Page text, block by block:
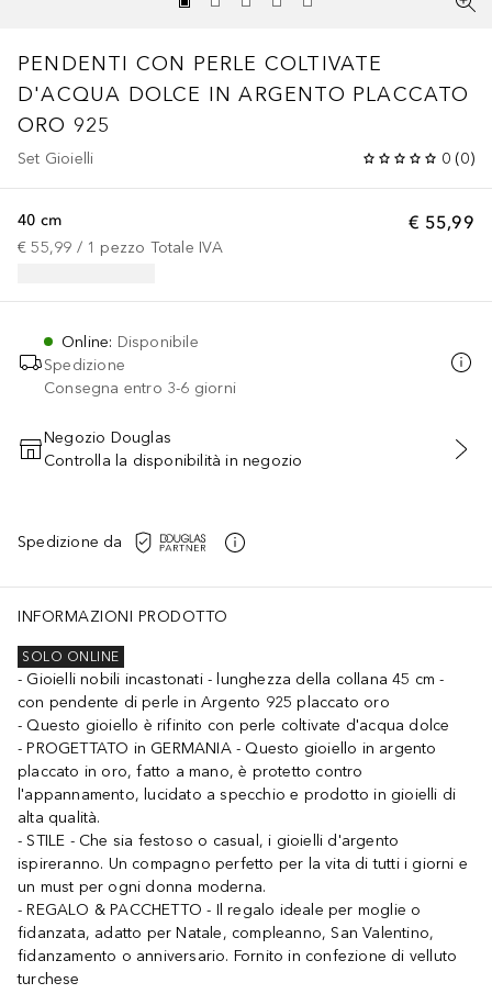
PENDENTI CON PERLE COLTIVATE
D'ACQUA DOLCE IN ARGENTO PLACCATO
ORO 925
Set Gioielli 0 (0)
€ 55,99
40 cm
€ 55,99 / 1 pezzo Totale IVA
Online: Disponibile
Spedizione
Consegna entro 3-6 giorni
AGGIUNGI AL CARRELLO
Negozio Douglas
Controlla la disponibilità in negozio
Spedizione da
INFORMAZIONI PRODOTTO
SOLO ONLINE
Gioielli nobili incastonati - lunghezza della collana 45 cm -
con pendente di perle in Argento 925 placcato oro
Questo gioiello è rifinito con perle coltivate d'acqua dolce
PROGETTATO in GERMANIA - Questo gioiello in argento
placcato in oro, fatto a mano, è protetto contro
l'appannamento, lucidato a specchio e prodotto in gioielli di
alta qualità.
STILE - Che sia festoso o casual, i gioielli d'argento
ispireranno. Un compagno perfetto per la vita di tutti i giorni e
un must per ogni donna moderna.
REGALO & PACCHETTO - Il regalo ideale per moglie o
fidanzata, adatto per Natale, compleanno, San Valentino,
fidanzamento o anniversario. Fornito in confezione di velluto
turchese